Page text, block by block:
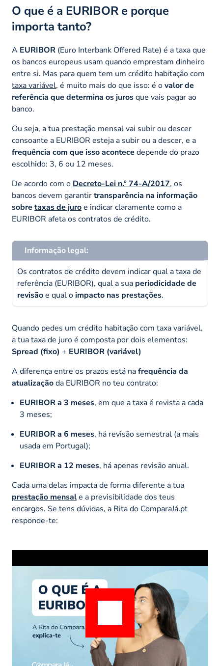
O que é a EURIBOR e porque
importa tanto?
A EURIBOR (Euro Interbank Offered Rate) é a taxa que
os bancos europeus usam quando emprestam dinheiro
entre si. Mas para quem tem um crédito habitação com
taxa variável, é muito mais do que isso: é ovalor de
referência que determina os jurosque vais pagar ao
banco.
Ou seja, a tua prestação mensal vai subir ou descer
consoante a EURIBOR esteja a subir ou a descer, e a
frequência com que isso acontece depende do prazo
escolhido: 3, 6 ou 12 meses.
De acordo com o Decreto-Lei n.º 74-A/2017, os
bancos devem garantirtransparência na informação
sobre taxas de juroe indicar claramente como a
EURIBOR afeta os contratos de crédito.
Informação legal:
Os contratos de crédito devem indicar qual a taxa de
referência (EURIBOR), qual a sua periodicidade de
revisãoe qual o impacto nas prestações.
Quando pedes um crédito habitação com taxa variável,
a tua taxa de juro é composta por dois elementos:
Spread (fixo) + EURIBOR (variável)
A diferença entre os prazos está nafrequência da
atualizaçãoda EURIBOR no teu contrato:
EURIBOR a 3 meses, em que a taxa é revista a cada
3 meses;
EURIBOR a 6 meses, há revisão semestral (a mais
usada em Portugal);
EURIBOR a 12 meses, há apenas revisão anual.
Cada uma delas impacta de forma diferente a tua
prestação mensale a previsibilidade dos teus
encargos. Se tens dúvidas, a Rita do ComparaJá.pt
responde-te: